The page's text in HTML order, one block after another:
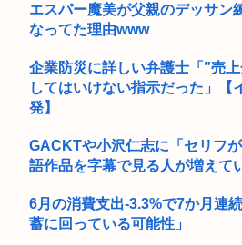
X「B’z、ミスチル、サザン、ドリカ
の凄...
障害年金受給大学生ワイ、就活や院
物www
ひろゆき氏の妻・西村ゆか氏、新党
Every Little Thingがデビュー30周年
【高校野球】甲子園 青森山田のユ
称賛続々...
エスパー魔美が父親のデッサン
なってた理由www
企業防災に詳しい弁護士「”売
してはいけない指示だった」【
発】
GACKTや小沢仁志に「セリフ
語作品を字幕で見る人が増えて
6月の消費支出-3.3%で7か月連
蓄に回っている可能性」